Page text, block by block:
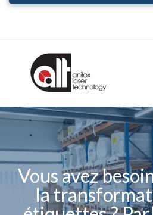
Vous avez
la